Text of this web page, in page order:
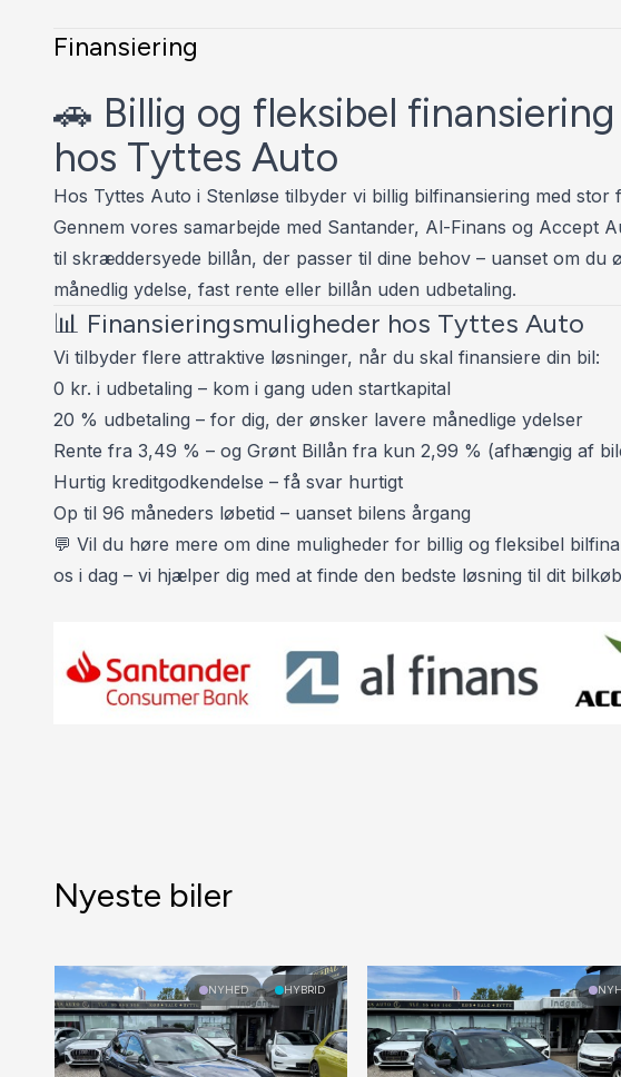
✅Lev. nysynet
✅Anhængertræk
✅Armlæn
✅Velour-kabine
✅Kopholder
✅Justerbart rat
✅Multifunktionsrat
✅Klima anlæg
✅Centrallås - fjernbetjent
✅El-spejle
✅Centrallås
✅El-rudehejs bag
✅El-rudehejs for
✅Aircondition
✅ABS-
TYTTESAUTO 📞 30 800 300
Finansiering
🚗 Billig og fleksibel
hos Tyttes Auto
Hos Tyttes Auto i Stenløse tilbyder vi billig bilfinansiering med stor
Gennem vores samarbejde med Santander, Al-Finans og Accept
til skræddersyede billån, der passer til dine behov – uanset om du
månedlig ydelse, fast rente eller billån uden udbetaling.
📊 Finansieringsmuligheder hos Tyttes Auto
Vi tilbyder flere attraktive løsninger, når du skal finansiere din bil:
0 kr. i udbetaling – kom i gang uden startkapital
20 % udbetaling – for dig, der ønsker lavere månedlige ydelser
Rente fra 3,49 % – og Grønt Billån fra kun 2,99 % (afhængig af
Hurtig kreditgodkendelse – få svar hurtigt
Op til 96 måneders løbetid – uanset bilens årgang
💬 Vil du høre mere om dine muligheder for billig og fleksibel
os i dag – vi hjælper dig med at finde den bedste løsning til dit
Nyeste biler
NYHED HYBRID